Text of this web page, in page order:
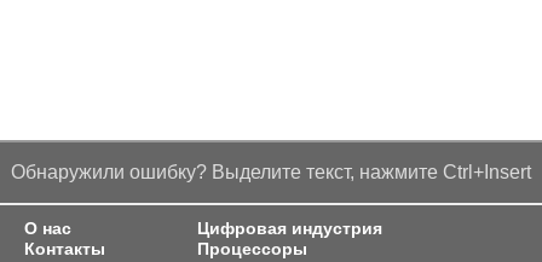
Обнаружили ошибку? Выделите текст, нажмите Ctrl+Insert
О нас
Контакты
Цифровая индустрия
Процессоры